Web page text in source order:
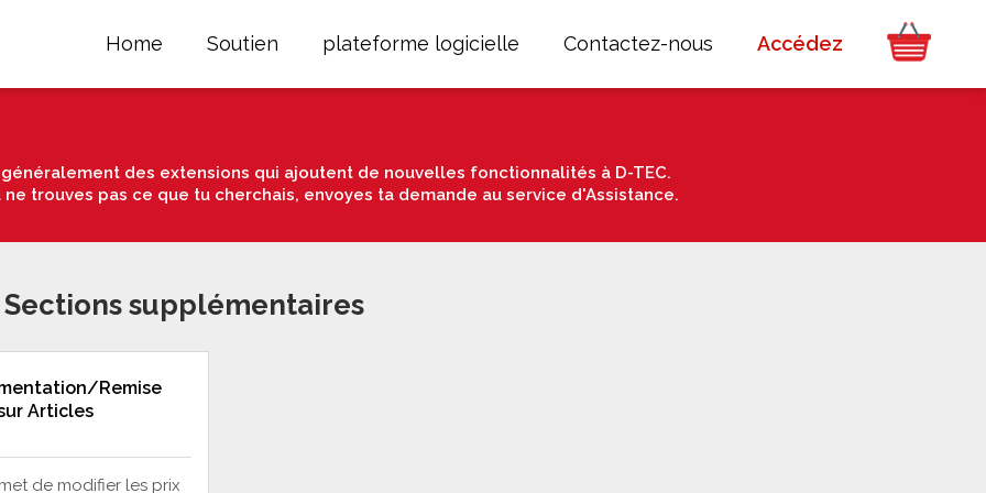
Home Soutien plateforme logicielle Contactez-nous Accédez
des extensions qui ajoutent de nouvelles fonctionnalités à D-TEC.
trouves pas ce que tu cherchais, envoyes ta demande au service d'Assistance.
supplémentaires
Remise
Articles
de modifier les prix